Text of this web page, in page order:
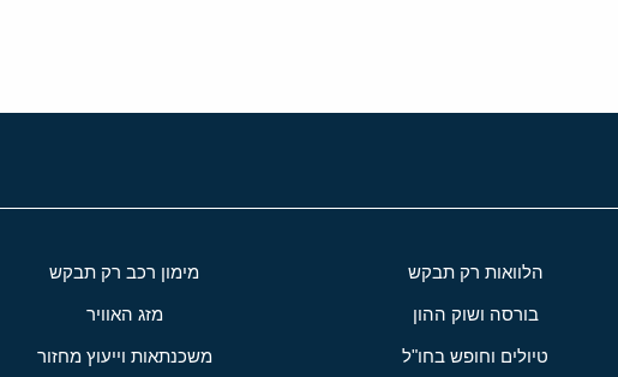
הלוואות רק תבקש מימון רכב רק תבקש
בורסה ושוק ההון מזג האוויר
טיולים וחופש בחו"ל משכנתאות וייעוץ מחזור